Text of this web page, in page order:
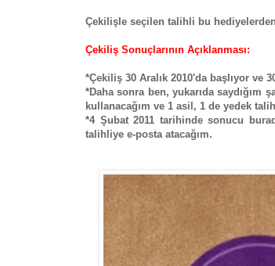
Çekilişle seçilen talihli bu
Çekiliş Sonuçlarının Açıklanması:
*Çekiliş 30 Aralık 2010'da başlıyor ve
*Daha sonra ben, yukarıda
kullanacağım ve 1 asil, 1 de yedek
*4 Şubat 2011 tarihinde sonucu
talihliye e-posta atacağım.